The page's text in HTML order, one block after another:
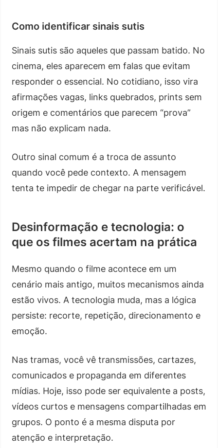
Como identificar sinais sutis
Sinais sutis são aqueles que passam batido. No
cinema, eles aparecem em falas que evitam
responder o essencial. No cotidiano, isso vira
afirmações vagas, links quebrados, prints sem
origem e comentários que parecem “prova”
mas não explicam nada.
Outro sinal comum é a troca de assunto
quando você pede contexto. A mensagem
tenta te impedir de chegar na parte verificável.
Desinformação e tecnologia: o
que os filmes acertam na prática
Mesmo quando o filme acontece em um
cenário mais antigo, muitos mecanismos ainda
estão vivos. A tecnologia muda, mas a lógica
persiste: recorte, repetição, direcionamento e
emoção.
Nas tramas, você vê transmissões, cartazes,
comunicados e propaganda em diferentes
mídias. Hoje, isso pode ser equivalente a posts,
vídeos curtos e mensagens compartilhadas em
grupos. O ponto é a mesma disputa por
atenção e interpretação.